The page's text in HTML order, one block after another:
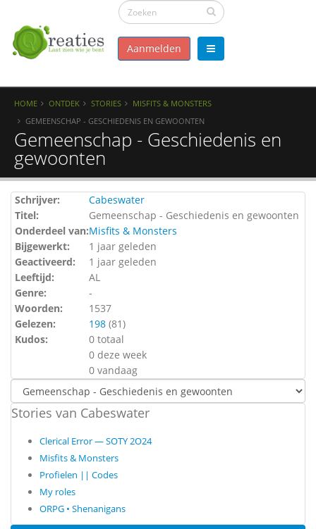
Aanmelden
HOME ONTDEK STORIES
MISFITS & MONSTERS
GEMEENSCHAP - GESCHIEDENIS EN GEWOONTEN
Gemeenschap - Geschiedenis en
gewoonten
Schrijver:
Cabeswater
Titel:
Gemeenschap - Geschiedenis en gewoonten
Onderdeel van:Misfits & Monsters
Bijgewerkt:
1 jaar geleden
Geactiveerd:
1 jaar geleden
Leeftijd:
AL
Genre:
-
Woorden:
1537
Gelezen:
198 (81)
Kudos:
0 totaal
0 deze week
0 vandaag
Stories van Cabeswater
Clerical Error — SOTY 2O24
Misfits & Monsters
Profielen || Codes
My roles
ORPG • Shenanigans